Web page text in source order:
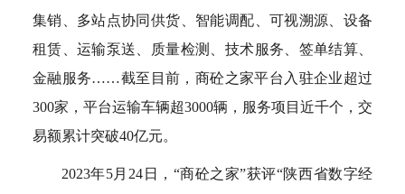
集销、多站点协同供货、智能调配、可视溯源、设备
租赁、运输泵送、质量检测、技术服务、签单结算、
金融服务……截至目前，商砼之家平台入驻企业超过
300家，平台运输车辆超3000辆，服务项目近千个，交
易额累计突破40亿元。
2023年5月24日，“商砼之家”获评“陕西省数字经